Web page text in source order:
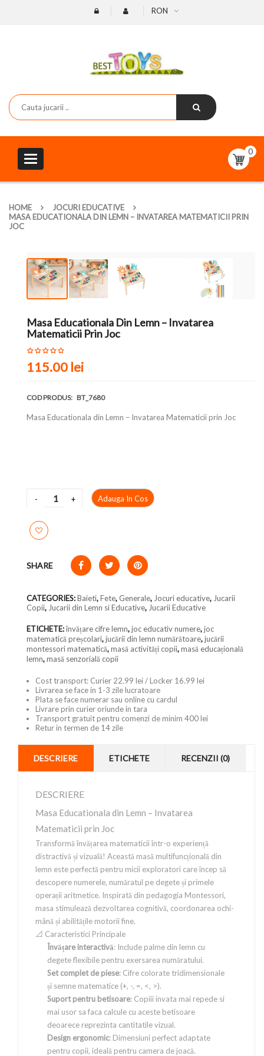
RON
Toggle
navigation
0
HOME
JOCURI EDUCATIVE
MASA EDUCATIONALA DIN LEMN – INVATAREA MATEMATICII PRIN
JOC
Masa Educationala Din Lemn – Invatarea
Matematicii Prin Joc
115.00 lei
COD PRODUS: BT_7680
Masa Educationala din Lemn – Invatarea Matematicii prin Joc
Adauga In Cos
SHARE
CATEGORIES:Baieti,Fete, Generale, Jocuri educative, Jucarii
Copii, Jucarii din Lemn si Educative, Jucarii Educative
ETICHETE:învățare cifre lemn,joc educativ numere,joc
matematică preșcolari,jucării din lemn numărătoare,jucării
montessori matematică,masă activități copii,masă educațională
lemn,masă senzorială copii
Cost transport: Curier 22.99 lei / Locker 16.99 lei
Livrarea se face in 1-3 zile lucratoare
Plata se face numerar sau online cu cardul
Livrare prin curier oriunde in tara
Transport gratuit pentru comenzi de minim 400 lei
Retur in termen de 14 zile
DESCRIERE ETICHETE RECENZII (0)
DESCRIERE
Masa Educationala din Lemn – Invatarea
Matematicii prin Joc
Transformă învățarea matematicii într-o experiență
distractivă și vizuală! Această masă multifuncțională din
lemn este perfectă pentru micii exploratori care încep să
descopere numerele, număratul pe degete și primele
operații aritmetice. Inspirată din pedagogia Montessori,
masa stimulează dezvoltarea cognitivă, coordonarea ochi-
mână și abilitățile motorii fine.
📐 Caracteristici Principale
Învățare interactivă: Include palme din lemn cu
degete flexibile pentru exersarea număratului.
Set complet de piese: Cifre colorate tridimensionale
și semne matematice (+, -, =, <, >).
Suport pentru betisoare: Copiii invata mai repede si
mai usor sa faca calcule cu aceste betisoare
deoarece reprezinta cantitatile vizual.
Design ergonomic: Dimensiuni perfect adaptate
pentru copii, ideală pentru camera de joacă.